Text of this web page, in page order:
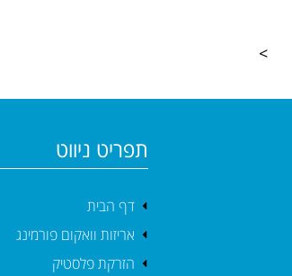
>
תפריט ניווט
דף הבית
אריזות וואקום פורמינג
הזרקת פלסטיק